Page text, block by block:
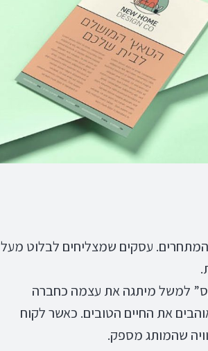
עסקים שמצליחים לבלוט מעל
למשל מיתגה את עצמה כחברה
את החיים הטובים. כאשר לקוח
שהמותג מספק.